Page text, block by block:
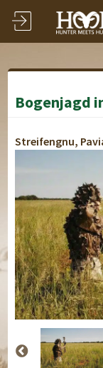
Bogenjagd